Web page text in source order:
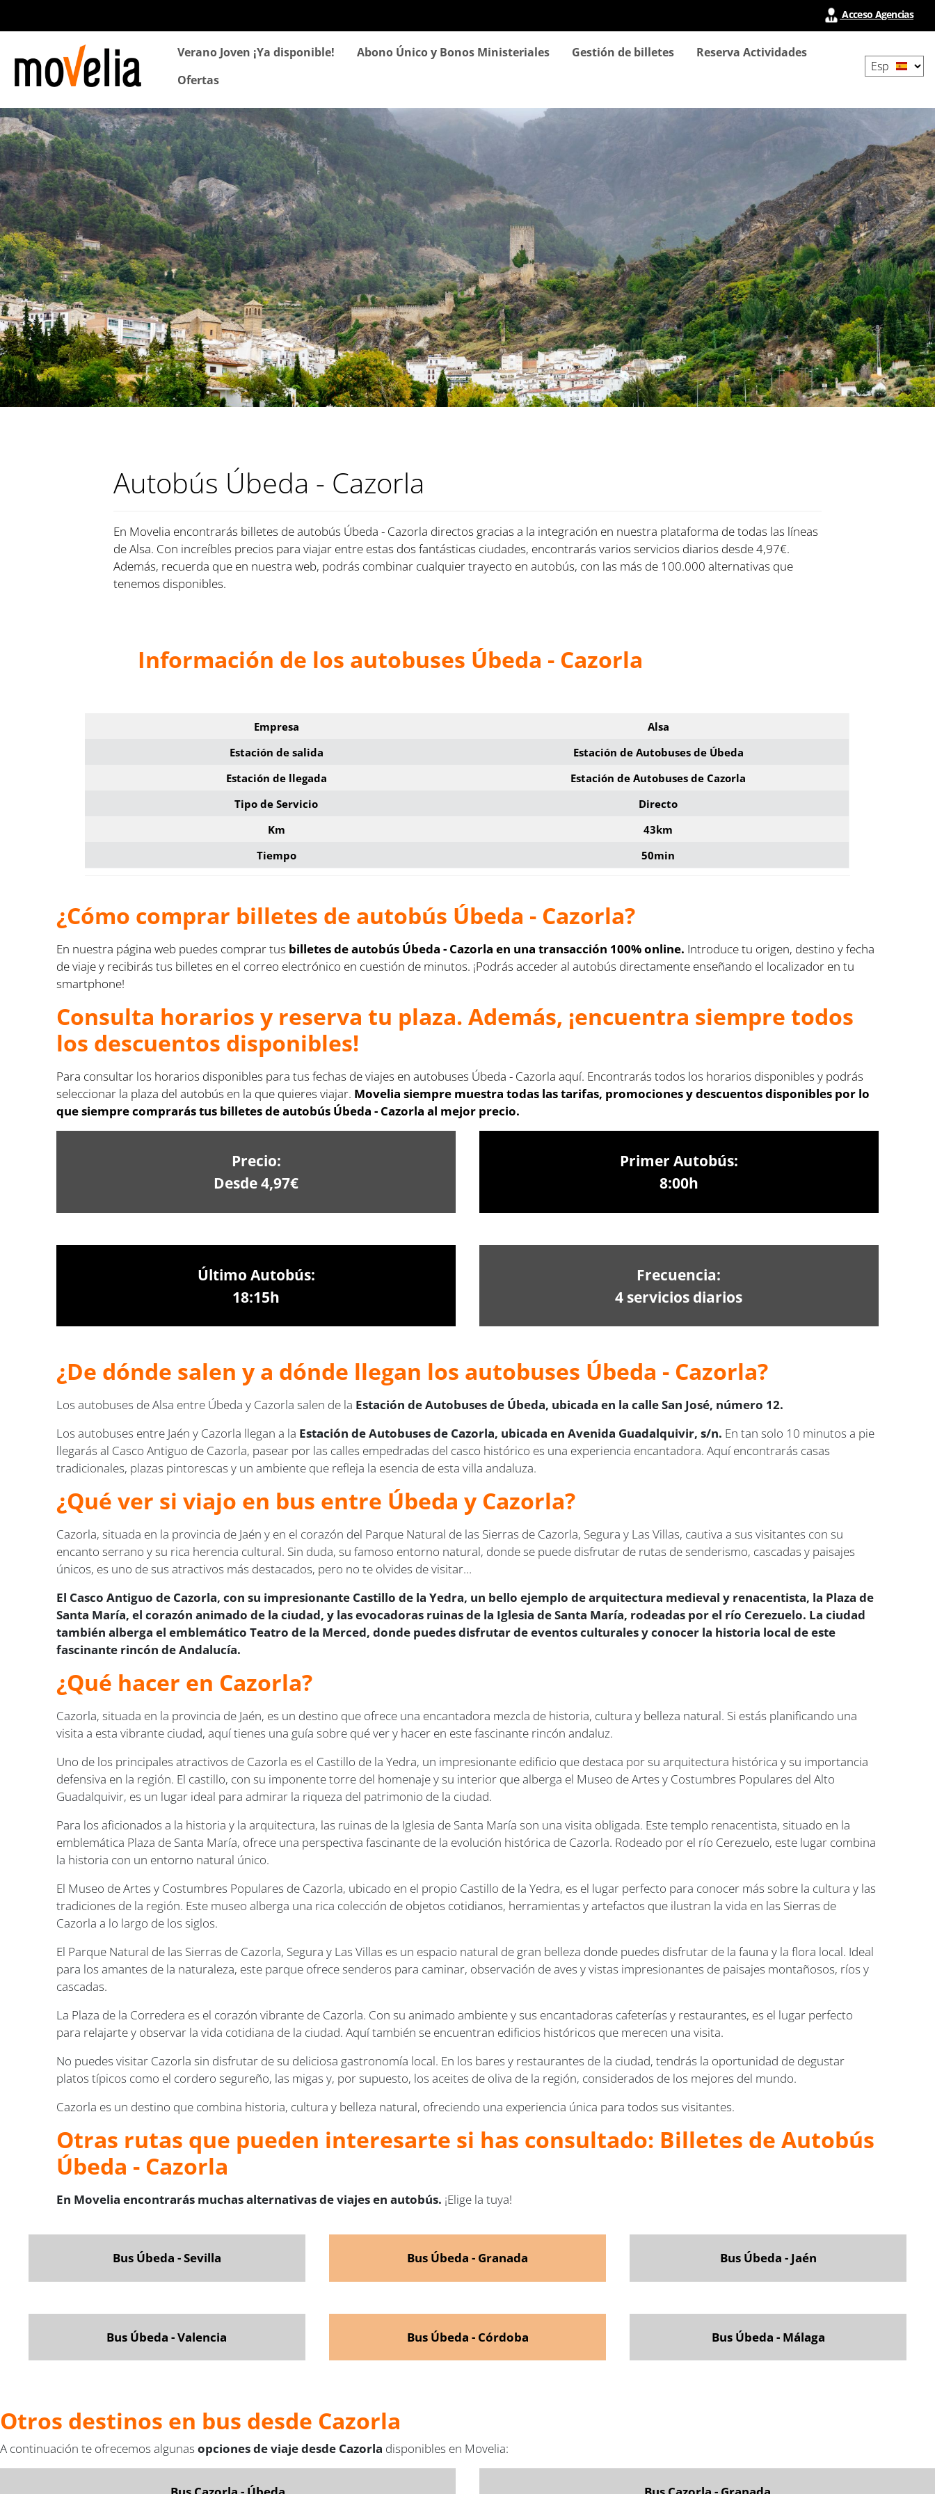
contenido
Acceso Agencias
Navegación
principal
Verano Joven ¡Ya disponible! Abono Único y Bonos Ministeriales Gestión de billetes
Reserva Actividades
Ofertas
your
Autobús Úbeda - Cazorla
En Movelia encontrarás billetes de autobús Úbeda - Cazorla directos gracias a la integración en nuestra plataforma de todas las líneas
de Alsa. Con increíbles precios para viajar entre estas dos fantásticas ciudades, encontrarás varios servicios diarios desde 4,97€.
Además, recuerda que en nuestra web, podrás combinar cualquier trayecto en autobús, con las más de 100.000 alternativas que
tenemos disponibles.
Información de los autobuses Úbeda - Cazorla
Empresa
Alsa
Estación de salida
Estación de Autobuses de Úbeda
Estación de llegada
Estación de Autobuses de Cazorla
Tipo de Servicio
Directo
Km
43km
Tiempo
50min
¿Cómo comprar billetes de autobús Úbeda - Cazorla?
En nuestra página web puedes comprar tus billetes de autobús Úbeda - Cazorla en una transacción 100% online. Introduce tu origen, destino y fecha
de viaje y recibirás tus billetes en el correo electrónico en cuestión de minutos. ¡Podrás acceder al autobús directamente enseñando el localizador en tu
smartphone!
Consulta horarios y reserva tu plaza. Además, ¡encuentra siempre todos
los descuentos disponibles!
Para consultar los horarios disponibles para tus fechas de viajes en autobuses Úbeda - Cazorla aquí. Encontrarás todos los horarios disponibles y podrás
seleccionar la plaza del autobús en la que quieres viajar. Movelia siempre muestra todas las tarifas, promociones y descuentos disponibles por lo
que siempre comprarás tus billetes de autobús Úbeda - Cazorla al mejor precio.
Precio:
Desde 4,97€
Primer Autobús:
8:00h
Último Autobús:
18:15h
Frecuencia:
4 servicios diarios
¿De dónde salen y a dónde llegan los autobuses Úbeda - Cazorla?
Los autobuses de Alsa entre Úbeda y Cazorla salen de la Estación de Autobuses de Úbeda, ubicada en la calle San José, número 12.
Los autobuses entre Jaén y Cazorla llegan a la Estación de Autobuses de Cazorla, ubicada en Avenida Guadalquivir, s/n. En tan solo 10 minutos a pie
llegarás al Casco Antiguo de Cazorla, pasear por las calles empedradas del casco histórico es una experiencia encantadora. Aquí encontrarás casas
tradicionales, plazas pintorescas y un ambiente que refleja la esencia de esta villa andaluza.
¿Qué ver si viajo en bus entre Úbeda y Cazorla?
Cazorla, situada en la provincia de Jaén y en el corazón del Parque Natural de las Sierras de Cazorla, Segura y Las Villas, cautiva a sus visitantes con su
encanto serrano y su rica herencia cultural. Sin duda, su famoso entorno natural, donde se puede disfrutar de rutas de senderismo, cascadas y paisajes
únicos, es uno de sus atractivos más destacados, pero no te olvides de visitar…
El Casco Antiguo de Cazorla, con su impresionante Castillo de la Yedra, un bello ejemplo de arquitectura medieval y renacentista, la Plaza de
Santa María, el corazón animado de la ciudad, y las evocadoras ruinas de la Iglesia de Santa María, rodeadas por el río Cerezuelo. La ciudad
también alberga el emblemático Teatro de la Merced, donde puedes disfrutar de eventos culturales y conocer la historia local de este
fascinante rincón de Andalucía.
¿Qué hacer en Cazorla?
Cazorla, situada en la provincia de Jaén, es un destino que ofrece una encantadora mezcla de historia, cultura y belleza natural. Si estás planificando una
visita a esta vibrante ciudad, aquí tienes una guía sobre qué ver y hacer en este fascinante rincón andaluz.
Uno de los principales atractivos de Cazorla es el Castillo de la Yedra, un impresionante edificio que destaca por su arquitectura histórica y su importancia
defensiva en la región. El castillo, con su imponente torre del homenaje y su interior que alberga el Museo de Artes y Costumbres Populares del Alto
Guadalquivir, es un lugar ideal para admirar la riqueza del patrimonio de la ciudad.
Para los aficionados a la historia y la arquitectura, las ruinas de la Iglesia de Santa María son una visita obligada. Este templo renacentista, situado en la
emblemática Plaza de Santa María, ofrece una perspectiva fascinante de la evolución histórica de Cazorla. Rodeado por el río Cerezuelo, este lugar combina
la historia con un entorno natural único.
El Museo de Artes y Costumbres Populares de Cazorla, ubicado en el propio Castillo de la Yedra, es el lugar perfecto para conocer más sobre la cultura y las
tradiciones de la región. Este museo alberga una rica colección de objetos cotidianos, herramientas y artefactos que ilustran la vida en las Sierras de
Cazorla a lo largo de los siglos.
El Parque Natural de las Sierras de Cazorla, Segura y Las Villas es un espacio natural de gran belleza donde puedes disfrutar de la fauna y la flora local. Ideal
para los amantes de la naturaleza, este parque ofrece senderos para caminar, observación de aves y vistas impresionantes de paisajes montañosos, ríos y
cascadas.
La Plaza de la Corredera es el corazón vibrante de Cazorla. Con su animado ambiente y sus encantadoras cafeterías y restaurantes, es el lugar perfecto
para relajarte y observar la vida cotidiana de la ciudad. Aquí también se encuentran edificios históricos que merecen una visita.
No puedes visitar Cazorla sin disfrutar de su deliciosa gastronomía local. En los bares y restaurantes de la ciudad, tendrás la oportunidad de degustar
platos típicos como el cordero segureño, las migas y, por supuesto, los aceites de oliva de la región, considerados de los mejores del mundo.
Cazorla es un destino que combina historia, cultura y belleza natural, ofreciendo una experiencia única para todos sus visitantes.
Otras rutas que pueden interesarte si has consultado: Billetes de Autobús
Úbeda - Cazorla
En Movelia encontrarás muchas alternativas de viajes en autobús. ¡Elige la tuya!
Bus Úbeda - Sevilla Bus Úbeda - Granada Bus Úbeda - Jaén
Bus Úbeda - Valencia Bus Úbeda - Córdoba Bus Úbeda - Málaga
Otros destinos en bus desde Cazorla
A continuación te ofrecemos algunas opciones de viaje desde Cazorla disponibles en Movelia: